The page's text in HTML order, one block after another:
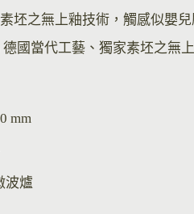
坯之無上釉技術，觸感似嬰兒
國當代工藝、獨家素坯之無
mm
波爐